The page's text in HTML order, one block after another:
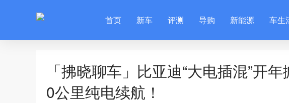
首页 新车 评测 导购 新能源 车生
「拂晓聊车」比亚迪“大电插混”开
0公里纯电续航！